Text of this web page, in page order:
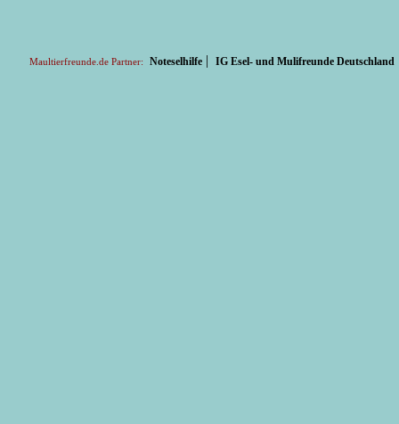
Maultierfreunde.de Partner: Noteselhilfe | IG Esel- und Mulifreunde Deutschland